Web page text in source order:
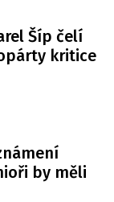
Šíp čelí
kritice
by měli